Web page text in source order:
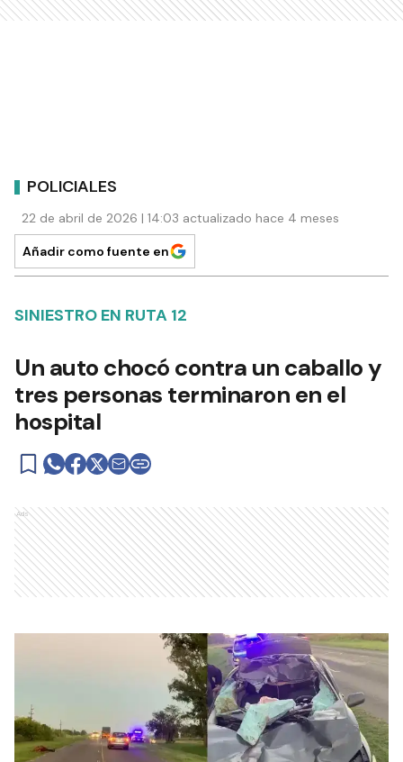
POLICIALES
22 de abril de 2026 | 14:03 actualizado hace 4 meses
Añadir como fuente en
SINIESTRO EN RUTA 12
Un auto chocó contra un caballo y
tres personas terminaron en el
hospital
Ads